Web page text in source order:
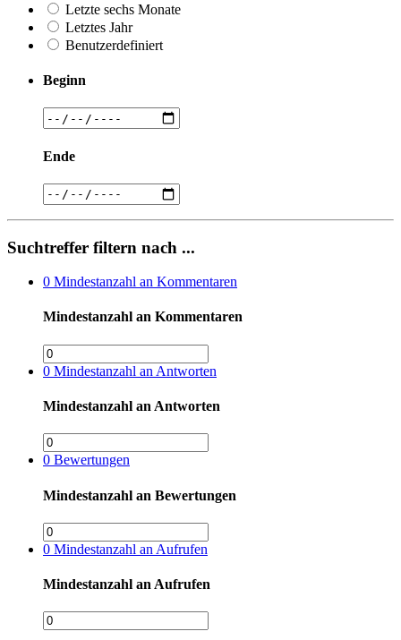
Letzte sechs Monate
Letztes Jahr
Benutzerdefiniert
Beginn
Ende
Suchtreffer filtern nach ...
0 Mindestanzahl an Kommentaren
Mindestanzahl an Kommentaren
0 Mindestanzahl an Antworten
Mindestanzahl an Antworten
0 Bewertungen
Mindestanzahl an Bewertungen
0 Mindestanzahl an Aufrufen
Mindestanzahl an Aufrufen